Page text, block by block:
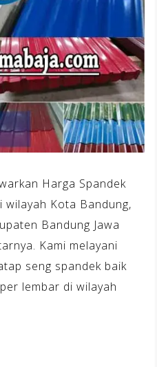
Harga Spandek
wilayah Kota Bandung,
Bandung Jawa
Kami melayani
seng spandek baik
lembar di wilayah